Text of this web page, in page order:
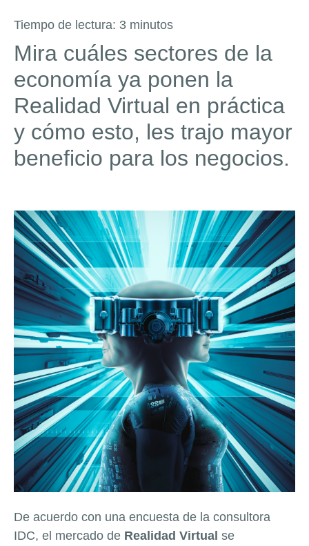
Tiempo de lectura: 3 minutos
Mira cuáles sectores de la
economía ya ponen la
Realidad Virtual en práctica
y cómo esto, les trajo mayor
beneficio para los negocios.
De acuerdo con una encuesta de la consultora
IDC, el mercado de Realidad Virtual se